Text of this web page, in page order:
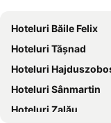
Hoteluri Băile Felix
Hoteluri Tăşnad
Hoteluri
Hoteluri Sânmartin
Hoteluri Zalău